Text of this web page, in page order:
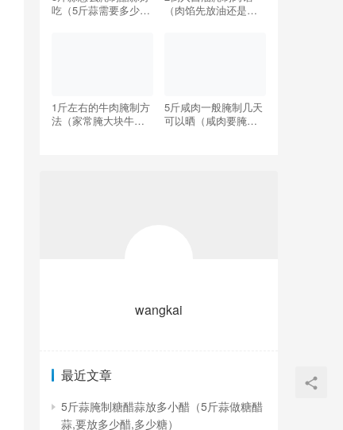
吃（5斤蒜需要多少糖
（肉馅先放油还是先
1斤左右的牛肉腌制方
法（家常腌大块牛肉
5斤咸肉一般腌制几天
可以晒（咸肉要腌制
wangkai
最近文章
5斤蒜腌制糖醋蒜放多小醋（5斤蒜做糖醋
蒜,要放多少醋,多少糖）